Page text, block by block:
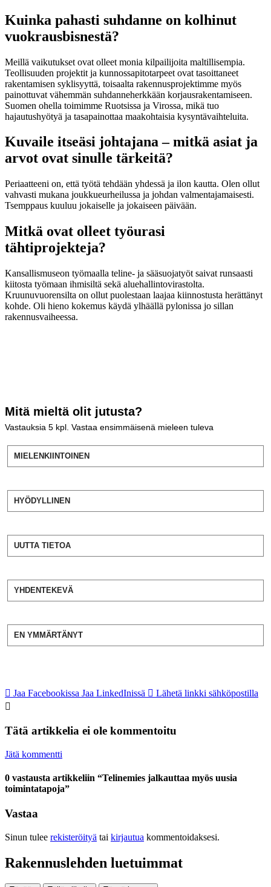
Kuinka pahasti suhdanne on kolhinut
vuokrausbisnestä?
Meillä vaikutukset ovat olleet monia kilpailijoita maltillisempia.
Teollisuuden projektit ja kunnossapitotarpeet ovat tasoittaneet
rakentamisen syklisyyttä, toisaalta rakennusprojektimme myös
painottuvat vähemmän suhdanneherkkään korjausrakentamiseen.
Suomen ohella toimimme Ruotsissa ja Virossa, mikä tuo
hajautushyötyä ja tasapainottaa maakohtaisia kysyntävaihteluita.
Kuvaile itseäsi johtajana – mitkä asiat ja
arvot ovat sinulle tärkeitä?
Periaatteeni on, että työtä tehdään yhdessä ja ilon kautta. Olen ollut
vahvasti mukana joukkueurheilussa ja johdan valmentajamaisesti.
Tsemppaus kuuluu jokaiselle ja jokaiseen päivään.
Mitkä ovat olleet työurasi
tähtiprojekteja?
Kansallismuseon työmaalla teline- ja sääsuojatyöt saivat runsaasti
kiitosta työmaan ihmisiltä sekä aluehallintovirastolta.
Kruunuvuorensilta on ollut puolestaan laajaa kiinnostusta herättänyt
kohde. Oli hieno kokemus käydä ylhäällä pylonissa jo sillan
rakennusvaiheessa.
Mitä mieltä olit jutusta?
Vastauksia 5 kpl. Vastaa ensimmäisenä mieleen tuleva
MIELENKIINTOINEN
HYÖDYLLINEN
UUTTA TIETOA
YHDENTEKEVÄ
EN YMMÄRTÄNYT
Jaa Facebookissa Jaa LinkedInissä Lähetä linkki sähköpostilla
Tätä artikkelia ei ole kommentoitu
Jätä kommentti
0 vastausta artikkeliin “Telinemies jalkauttaa myös uusia
toimintatapoja”
Vastaa
Sinun tulee rekisteröityä tai kirjautua kommentoidaksesi.
Rakennuslehden luetuimmat